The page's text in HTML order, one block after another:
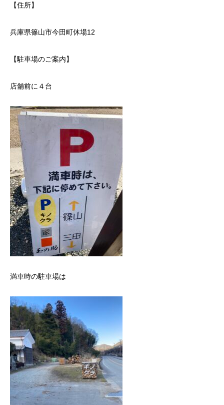
【住所】
兵庫県篠山市今田町休場12
【駐車場のご案内】
店舗前に４台
満車時の駐車場は